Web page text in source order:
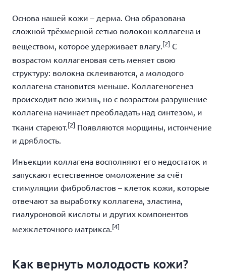
Основа нашей кожи – дерма. Она образована
сложной трёхмерной сетью волокон коллагена и
веществом, которое удерживает влагу. [2] С
возрастом коллагеновая сеть меняет свою
структуру: волокна склеиваются, а молодого
коллагена становится меньше. Коллагеногенез
происходит всю жизнь, но с возрастом разрушение
коллагена начинает преобладать над синтезом, и
ткани стареют.[2] Появляются морщины, истончение
и дряблость.
Инъекции коллагена восполняют его недостаток и
запускают естественное омоложение за счёт
стимуляции фибробластов – клеток кожи, которые
отвечают за выработку коллагена, эластина,
гиалуроновой кислоты и других компонентов
межклеточного матрикса. [4]
Как вернуть молодость кожи?